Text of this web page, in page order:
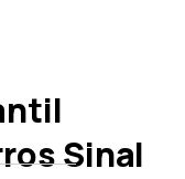
Sinal